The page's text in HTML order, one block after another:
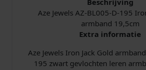
b
1
9
Aze Jewels AZ-BL005-D-195
armband 19,5cm
Extra informatie
Aze Jewels Iron Jack Gold
195 zwart gevlochten leren